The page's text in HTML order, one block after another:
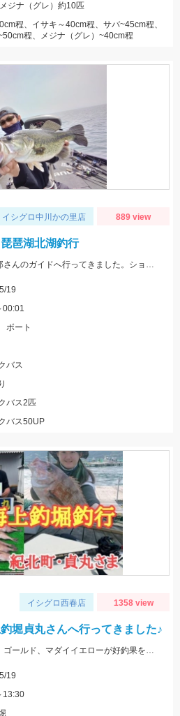
ジナ（グレ）約10匹
程、イサキ～40cm程、サバ~45cm程、
程、メジナ（グレ）~40cm程
イシグロ中川かの里店 889 view
琶湖北湖釣行
ハイドアップスタッフ森田健太郎さんのガイドへ行ってきました。ショットワッキーを使用して釣りました。
19
00:01
ボート
バス
バス2匹
バス50UP
イシグロ西春店 1358 view
堀貞丸さんへ行ってきました♪
エサはコレコレスーパーカラス、ゴールド、マダイイエローが好釣果を叩き出しました！タックルはプロミネント海上釣堀両軸ＳＰの感度が最高です！
19
13:30